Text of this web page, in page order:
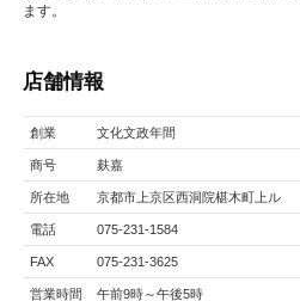
ます。
店舗情報
創業 文化文政年間
商号 麸嘉
所在地 京都市上京区西洞院椹木町上ル
電話 075-231-1584
FAX 075-231-3625
営業時間 午前9時～午後5時